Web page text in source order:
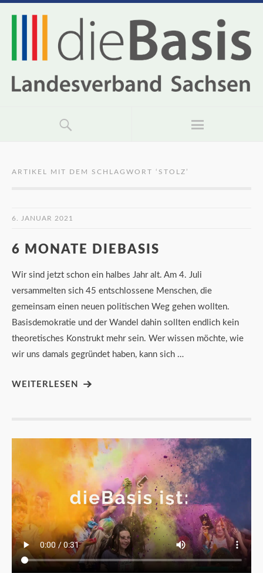
ARTIKEL MIT DEM SCHLAGWORT ‘ STOLZ ’
6. JANUAR 2021
6 MONATE DIEBASIS
Wir sind jetzt schon ein halbes Jahr alt. Am 4. Juli
versammelten sich 45 entschlossene Menschen, die
gemeinsam einen neuen politischen Weg gehen wollten.
Basisdemokratie und der Wandel dahin sollten endlich kein
theoretisches Konstrukt mehr sein. Wer wissen möchte, wie
wir uns damals gegründet haben, kann sich …
WEITERLESEN